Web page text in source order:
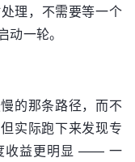
理，不需要等一个
一轮。
的那条路径，而不
实际跑下来发现专
收益更明显 —— 一